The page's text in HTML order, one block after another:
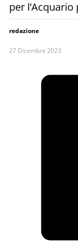
per
redazione
27 Dicembre 2023